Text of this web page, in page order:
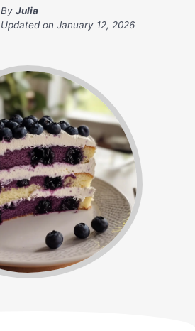
By Julia
Updated on January 12, 2026